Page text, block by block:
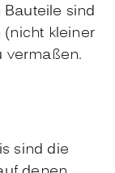
sind
(nicht kleiner
vermaßen.
sind die